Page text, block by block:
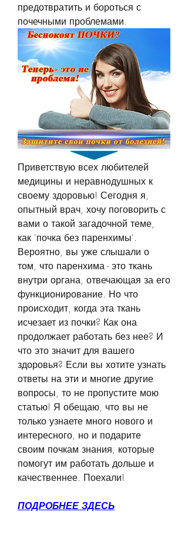
предотвратить и бороться с
почечными проблемами.
Приветствую всех любителей
медицины и неравнодушных к
своему здоровью! Сегодня я,
опытный врач, хочу поговорить с
вами о такой загадочной теме,
как 'почка без паренхимы'.
Вероятно, вы уже слышали о
том, что паренхима - это ткань
внутри органа, отвечающая за его
функционирование. Но что
происходит, когда эта ткань
исчезает из почки? Как она
продолжает работать без нее? И
что это значит для вашего
здоровья? Если вы хотите узнать
ответы на эти и многие другие
вопросы, то не пропустите мою
статью! Я обещаю, что вы не
только узнаете много нового и
интересного, но и подарите
своим почкам знания, которые
помогут им работать дольше и
качественнее. Поехали!
ПОДРОБНЕЕ ЗДЕСЬ